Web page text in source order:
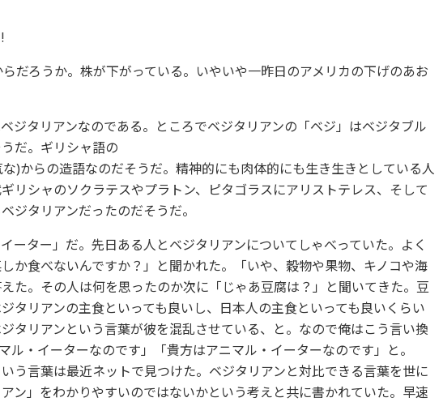
だろうか。株が下がっている。いやいや一昨日のアメリカの下げのあお
ジタリアンなのである。ところでベジタリアンの「ベジ」はベジタブル
だ。ギリシャ語の
な)からの造語なのだそうだ。精神的にも肉体的にも生き生きとしている人
リシャのソクラテスやプラトン、ピタゴラスにアリストテレス、そして
ジタリアンだったのだそうだ。
ーター」だ。先日ある人とベジタリアンについてしゃべっていた。よく
か食べないんですか？」と聞かれた。「いや、穀物や果物、キノコや海
た。その人は何を思ったのか次に「じゃあ豆腐は？」と聞いてきた。豆
タリアンの主食といっても良いし、日本人の主食といっても良いくらい
タリアンという言葉が彼を混乱させている、と。なので俺はこう言い換
ル・イーターなのです」「貴方はアニマル・イーターなのです」と。
いう言葉は最近ネットで見つけた。ベジタリアンと対比できる言葉を世に
ン」をわかりやすいのではないかという考えと共に書かれていた。早速